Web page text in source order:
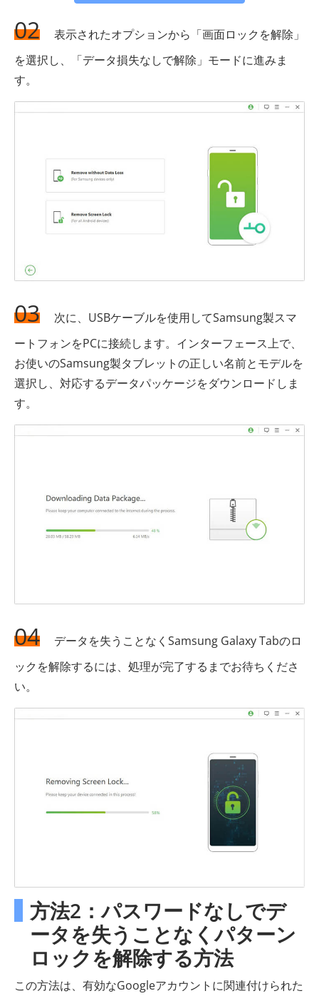
02
表示されたオプションから「画面ロックを解除」
を選択し、「データ損失なしで解除」モードに進みま
す。
03
次に、USBケーブルを使用してSamsung製スマ
ートフォンをPCに接続します。インターフェース上で、
お使いのSamsung製タブレットの正しい名前とモデルを
選択し、対応するデータパッケージをダウンロードしま
す。
04
データを失うことなくSamsung Galaxy Tabのロ
ックを解除するには、処理が完了するまでお待ちくださ
い。
方法2：パスワードなしでデ
ータを失うことなくパターン
ロックを解除する方法
この方法は、有効なGoogleアカウントに関連付けられた